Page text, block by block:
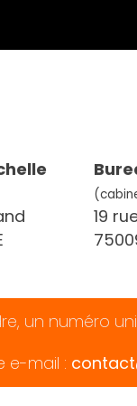
19
un numéro
e-mail :